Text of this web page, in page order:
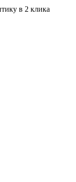
в 2 клика